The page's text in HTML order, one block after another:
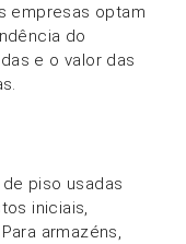
empresas optam
do
e o valor das
piso usadas
iniciais,
armazéns,